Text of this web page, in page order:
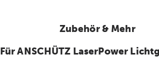
Zubehör & Mehr
Für ANSCHÜTZ LaserPower